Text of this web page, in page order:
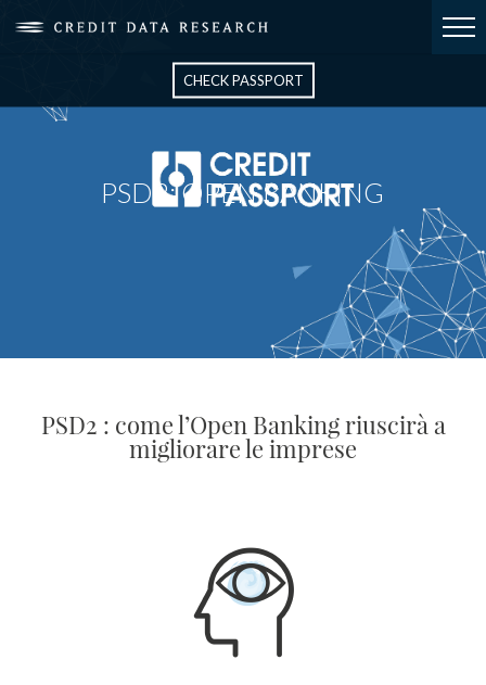
CHECK PASSPORT
PSD2: OPEN BANKING
PSD2 : come l’Open Banking riuscirà a
migliorare le imprese